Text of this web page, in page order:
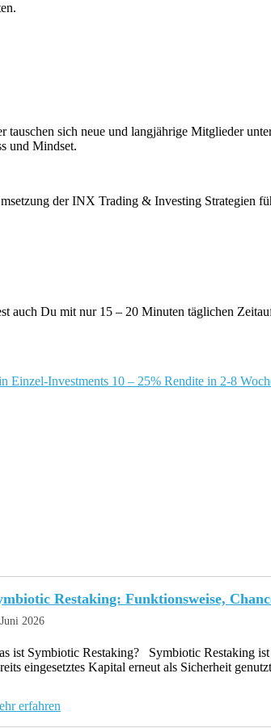
sich neue und langjährige Mitglieder
und Mindset.
der INX Trading & Investing Strategien
auch Du mit nur 15 – 20 Minuten täglichen
Einzel-Investments​​​​​​ ​10 – 25% Rendite in 2-8
Restaking: Funktionsweise,
2026
ist Symbiotic Restaking? Symbiotic Restaking
eingesetztes Kapital erneut als Sicherheit
erfahren